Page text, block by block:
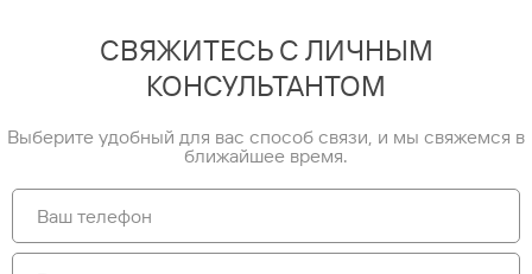
СВЯЖИТЕСЬ С ЛИЧНЫМ
КОНСУЛЬТАНТОМ
Выберите удобный для вас способ связи, и мы свяжемся в
ближайшее время.